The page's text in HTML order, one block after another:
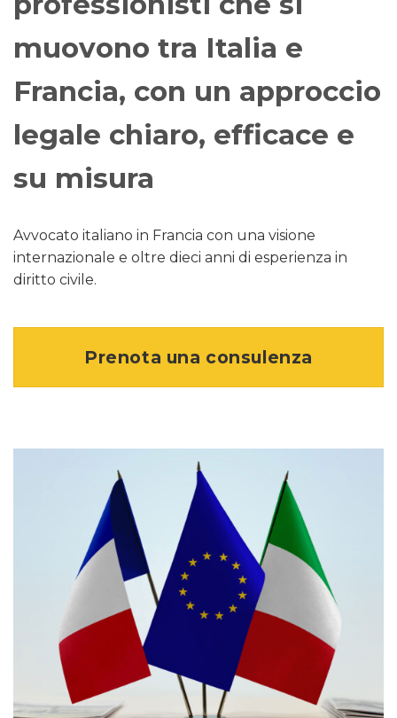
muovono tra Italia e
Francia, con un approccio
legale chiaro, efficace e
su misura
Avvocato italiano in Francia con una visione
internazionale e oltre dieci anni di esperienza in
diritto civile.
Prenota una consulenza